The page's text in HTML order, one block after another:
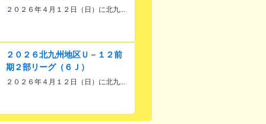
２０２６年４月１２日（日）に北九...
２０２６北九州地区Ｕ－１２前
期２部リーグ（６Ｊ）
２０２６年４月１２日（日）に北九...